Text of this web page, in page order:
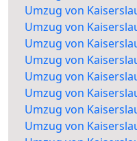
Umzug von
Umzug von
Umzug von
Umzug von
Umzug von
Umzug von
Umzug von
Umzug von